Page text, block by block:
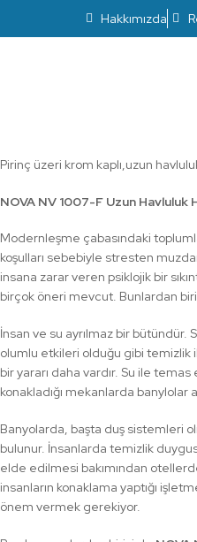
Hakkımızda
Pirinç üzeri krom kaplı,uzun
NOVA NV 1007-F Uzun Havluluk
Modernleşme çabasındaki
koşulları sebebiyle stresten
insana zarar veren psiklojik bir
birçok öneri mevcut. Bunlardan
İnsan ve su ayrılmaz bir bütündür.
olumlu etkileri olduğu gibi temizlik
bir yararı daha vardır. Su ile
konakladığı mekanlarda banylolar
Banyolarda, başta duş sistemleri
bulunur. İnsanlarda temizlik
elde edilmesi bakımından
insanların konaklama yaptığı
önem vermek gerekiyor.